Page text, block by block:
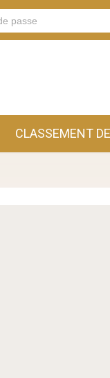
CLASSEMENT